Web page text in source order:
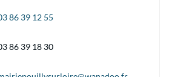
86 39 12 55
86 39 18 30